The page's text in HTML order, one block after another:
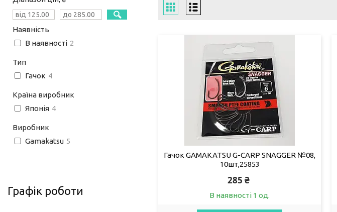
Гачок GAMAKATSU G-CARP SNAGGER №08,
10шт,25853
285 ₴
В наявності 1 од.
Наявність
В наявності 2
Тип
Гачок 4
Країна виробник
Японія 4
Виробник
Gamakatsu 5
Графік роботи